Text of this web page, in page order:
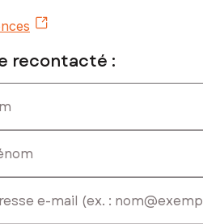
- EI - Agent
RSAC de ROANNE sous le
recontacté :